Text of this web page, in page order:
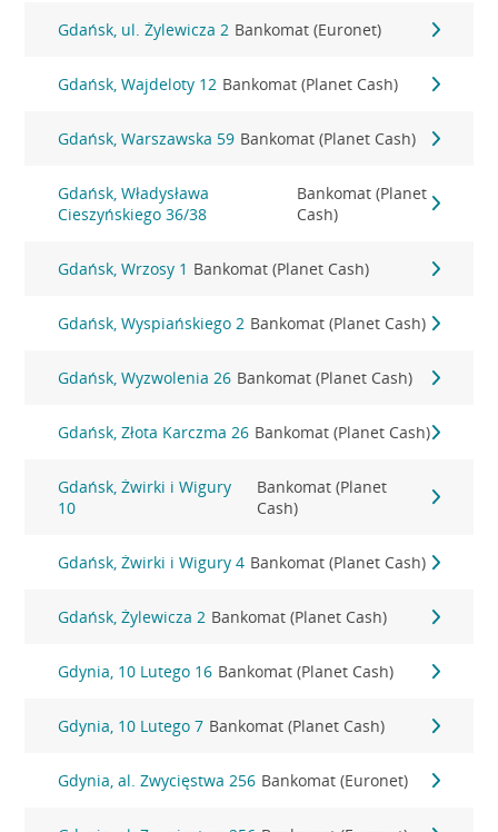
Gdańsk, ul. Żylewicza 2 Bankomat (Euronet)
Gdańsk, Wajdeloty 12 Bankomat (Planet Cash)
Gdańsk, Warszawska 59 Bankomat (Planet Cash)
Gdańsk, Władysława
Cieszyńskiego 36/38
Bankomat (Planet
Cash)
Gdańsk, Wrzosy 1 Bankomat (Planet Cash)
Gdańsk, Wyspiańskiego 2 Bankomat (Planet Cash)
Gdańsk, Wyzwolenia 26 Bankomat (Planet Cash)
Gdańsk, Złota Karczma 26 Bankomat (Planet Cash)
Gdańsk, Żwirki i Wigury
10
Bankomat (Planet
Cash)
Gdańsk, Żwirki i Wigury 4 Bankomat (Planet Cash)
Gdańsk, Żylewicza 2 Bankomat (Planet Cash)
Gdynia, 10 Lutego 16 Bankomat (Planet Cash)
Gdynia, 10 Lutego 7 Bankomat (Planet Cash)
Gdynia, al. Zwycięstwa 256 Bankomat (Euronet)